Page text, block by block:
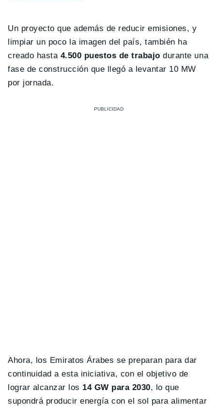
Un proyecto que además de reducir emisiones, y
limpiar un poco la imagen del país, también ha
creado hasta 4.500 puestos de trabajo durante una
fase de construcción que llegó a levantar 10 MW
por jornada.
Ahora, los Emiratos Árabes se preparan para dar
continuidad a esta iniciativa, con el objetivo de
lograr alcanzar los 14 GW para 2030, lo que
supondrá producir energía con el sol para alimentar